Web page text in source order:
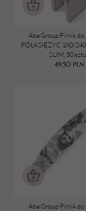
Zestawy
Zestawy 25
KSZTAŁT
Półksiężyc
PA_KOLEKCJA
Small Line
25
50
Aba Group Pilnik do
PÓŁKSIĘŻYC 180/240
SLIM, 50
49,50 PLN
Aba Group Pilnik do